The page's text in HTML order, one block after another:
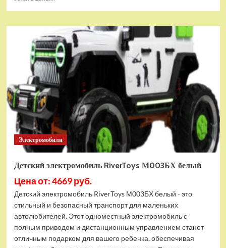
Детский
электромобиль
RiverToys
М222БХ
красный
Электромобили
Детский электромобиль RiverToys М003БХ белый
Цена от: 4669 руб.
Детский электромобиль RiverToys М003БХ белый - это
стильный и безопасный транспорт для маленьких
автолюбителей. Этот одноместный электромобиль с
полным приводом и дистанционным управлением станет
отличным подарком для вашего ребенка, обеспечивая